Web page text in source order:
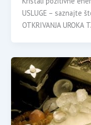
USLUGE – saznajte
OTKRIVANJA